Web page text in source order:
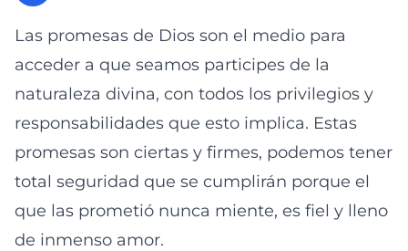
Las promesas de Dios son el medio para
acceder a que seamos participes de la
naturaleza divina, con todos los privilegios y
responsabilidades que esto implica. Estas
promesas son ciertas y firmes, podemos tener
total seguridad que se cumplirán porque el
que las prometió nunca miente, es fiel y lleno
de inmenso amor.